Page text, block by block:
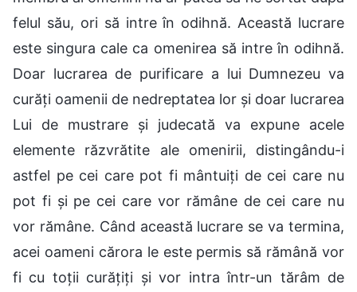
felul său, ori să intre în odihnă. Această lucrare
este singura cale ca omenirea să intre în odihnă.
Doar lucrarea de purificare a lui Dumnezeu va
curăți oamenii de nedreptatea lor și doar lucrarea
Lui de mustrare și judecată va expune acele
elemente răzvrătite ale omenirii, distingându-i
astfel pe cei care pot fi mântuiți de cei care nu
pot fi și pe cei care vor rămâne de cei care nu
vor rămâne. Când această lucrare se va termina,
acei oameni cărora le este permis să rămână vor
fi cu toții curățiți și vor intra într-un tărâm de